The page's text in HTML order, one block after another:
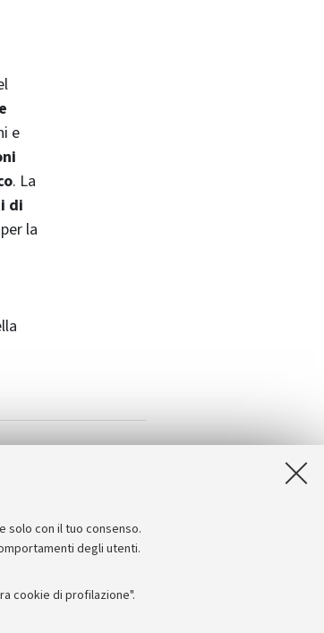
solo con il tuo consenso.
degli utenti.
cookie di profilazione".
e
. La
di
la